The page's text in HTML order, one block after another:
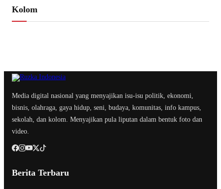
Kolom
Media digital nasional yang menyajikan isu-isu politik, ekonomi,
bisnis, olahraga, gaya hidup, seni, budaya, komunitas, info kampus,
sekolah, dan kolom. Menyajikan pula liputan dalam bentuk foto dan
video.
Berita Terbaru